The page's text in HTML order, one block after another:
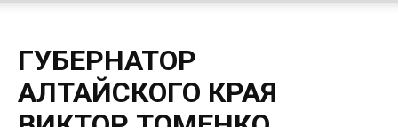
ГУБЕРНАТОР
АЛТАЙСКОГО КРАЯ